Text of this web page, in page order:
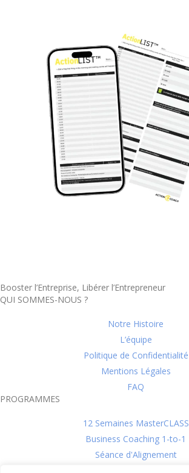
Booster l’Entreprise, Libérer l’Entrepreneur
QUI SOMMES-NOUS ?
Notre Histoire
L’équipe
Politique de Confidentialité
Mentions Légales
FAQ
PROGRAMMES
12 Semaines MasterCLASS
Business Coaching 1-to-1
Séance d'Alignement